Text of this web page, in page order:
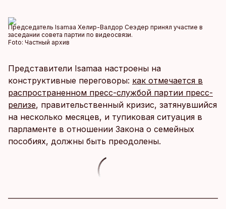
Председатель Isamaa Хелир-Валдор Сеэдер принял участие в
заседании совета партии по видеосвязи.
Foto: Частный архив
Представители Isamaa настроены на
конструктивные переговоры: как отмечается в
распространенном пресс-службой партии пресс-
релизе, правительственный кризис, затянувшийся
на несколько месяцев, и тупиковая ситуация в
парламенте в отношении Закона о семейных
пособиях, должны быть преодолены.